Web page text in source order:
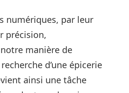
numériques, par leur
précision,
manière de
d’une épicerie
ainsi une tâche